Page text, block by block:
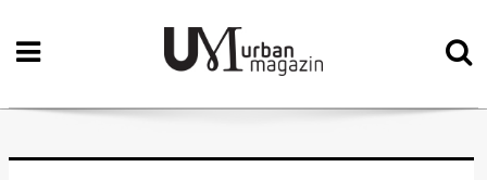
Početna
Vizualne